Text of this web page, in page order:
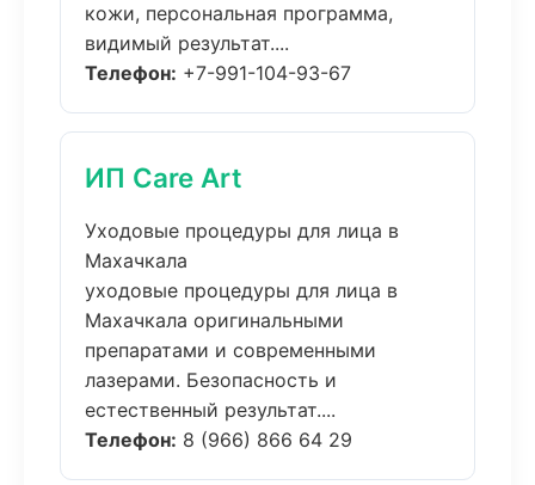
кожи, персональная программа,
видимый результат....
Телефон: +7-991-104-93-67
ИП Care Art
Уходовые процедуры для лица в
Махачкала
уходовые процедуры для лица в
Махачкала оригинальными
препаратами и современными
лазерами. Безопасность и
естественный результат....
Телефон: 8 (966) 866 64 29